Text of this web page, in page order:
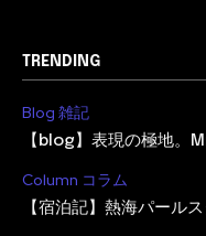
TRENDING
Blog 雑記
【blog】表現の極地。
Column コラム
【宿泊記】熱海パール